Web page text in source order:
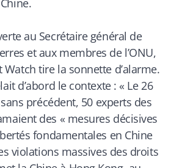
au Secrétaire général de
et aux membres de l’ONU,
Watch tire la sonnette d’alarme.
d’abord le contexte : « Le 26
précédent, 50 experts des
des « mesures décisives
fondamentales en Chine
violations massives des droits